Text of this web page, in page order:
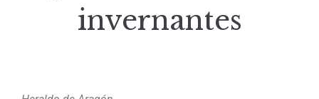
invernantes